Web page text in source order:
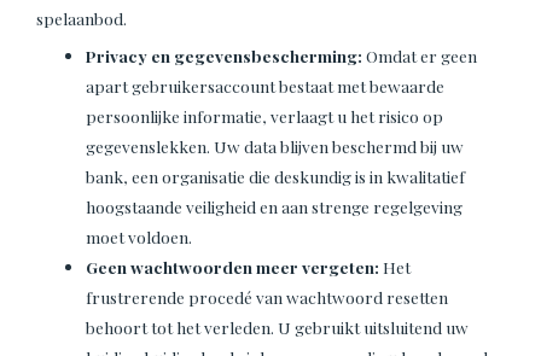
spelaanbod.
Privacy en gegevensbescherming: Omdat er geen
apart gebruikersaccount bestaat met bewaarde
persoonlijke informatie, verlaagt u het risico op
gegevenslekken. Uw data blijven beschermd bij uw
bank, een organisatie die deskundig is in kwalitatief
hoogstaande veiligheid en aan strenge regelgeving
moet voldoen.
Geen wachtwoorden meer vergeten: Het
frustrerende procedé van wachtwoord resetten
behoort tot het verleden. U gebruikt uitsluitend uw